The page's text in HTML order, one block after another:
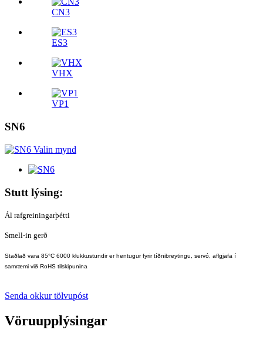
CN3
ES3
VHX
VP1
SN6
Stutt lýsing:
Ál rafgreiningarþétti
Smell-in gerð
Staðlað vara 85°C 6000 klukkustundir er hentugur fyrir tíðnibreytingu, servó, aflgjafa í
samræmi við RoHS tilskipunina
Senda okkur tölvupóst
Vöruupplýsingar